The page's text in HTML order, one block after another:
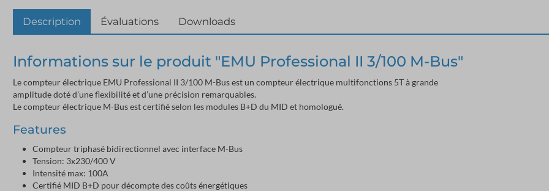
Description Évaluations Downloads
Informations sur le produit "EMU Professional II 3/100 M-Bus"
Le compteur électrique EMU Professional II 3/100 M-Bus est un compteur électrique multifonctions 5T à grande
amplitude doté d’une flexibilité et d’une précision remarquables.
Le compteur électrique M-Bus est certifié selon les modules B+D du MID et homologué.
Features
Compteur triphasé bidirectionnel avec interface M-Bus
Tension: 3x230/400 V
Intensité max: 100A
Certifié MID B+D pour décompte des coûts énergétiques